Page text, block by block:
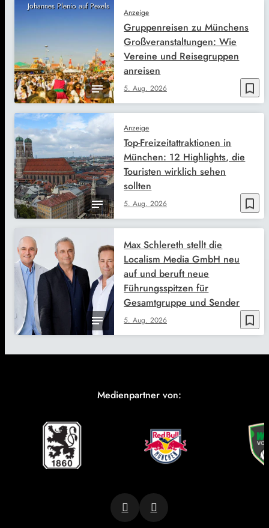
Johannes Plenio auf Pexels
bookmark_border
Anzeige
5. Aug. 2026
Gruppenreisen zu Münchens
Großveranstaltungen: Wie
Vereine und Reisegruppen
anreisen
bookmark_border
Anzeige
5. Aug. 2026
Top-Freizeitattraktionen in
München: 12 Highlights, die
Touristen wirklich sehen
sollten
bookmark_border
5. Aug. 2026
Max Schlereth stellt die
Localism Media GmbH neu
auf und beruft neue
Führungsspitzen für
Gesamtgruppe und Sender
Medienpartner von: